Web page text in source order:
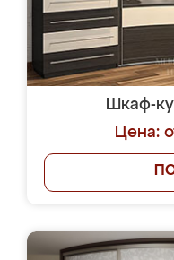
Шкаф-
Цена: